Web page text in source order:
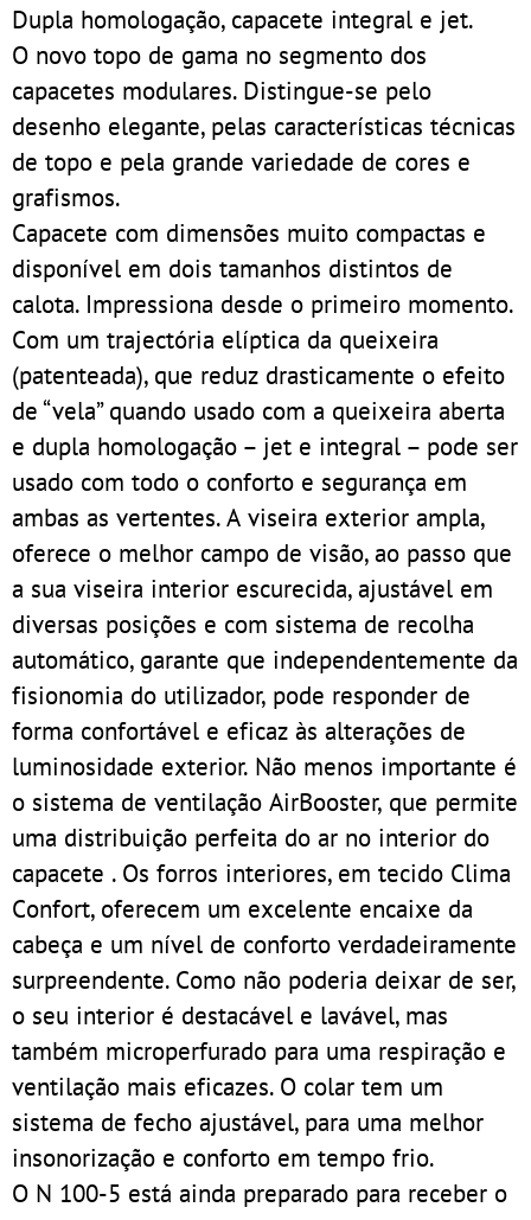
Dupla homologação, capacete integral e jet.
O novo topo de gama no segmento dos
capacetes modulares. Distingue-se pelo
desenho elegante, pelas características técnicas
de topo e pela grande variedade de cores e
grafismos.
Capacete com dimensões muito compactas e
disponível em dois tamanhos distintos de
calota. Impressiona desde o primeiro momento.
Com um trajectória elíptica da queixeira
(patenteada), que reduz drasticamente o efeito
de “vela” quando usado com a queixeira aberta
e dupla homologação – jet e integral – pode ser
usado com todo o conforto e segurança em
ambas as vertentes. A viseira exterior ampla,
oferece o melhor campo de visão, ao passo que
a sua viseira interior escurecida, ajustável em
diversas posições e com sistema de recolha
automático, garante que independentemente da
fisionomia do utilizador, pode responder de
forma confortável e eficaz às alterações de
luminosidade exterior. Não menos importante é
o sistema de ventilação AirBooster, que permite
uma distribuição perfeita do ar no interior do
capacete . Os forros interiores, em tecido Clima
Confort, oferecem um excelente encaixe da
cabeça e um nível de conforto verdadeiramente
surpreendente. Como não poderia deixar de ser,
o seu interior é destacável e lavável, mas
também microperfurado para uma respiração e
ventilação mais eficazes. O colar tem um
sistema de fecho ajustável, para uma melhor
insonorização e conforto em tempo frio.
O N 100-5 está ainda preparado para receber o